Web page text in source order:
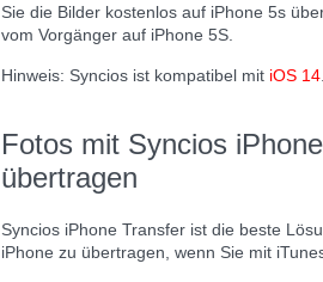
Sie die Bilder kostenlos auf iPhone 5s
vom Vorgänger auf iPhone 5S.
Hinweis: Syncios ist kompatibel mit iOS 14
Fotos mit Syncios
übertragen
Syncios iPhone Transfer ist die beste
iPhone zu übertragen, wenn Sie mit